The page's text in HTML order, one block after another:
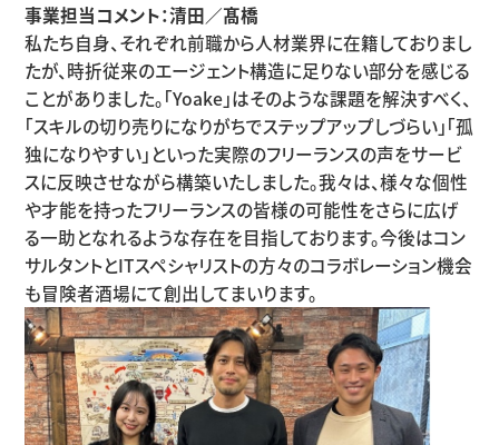
事業担当コメント：清田／髙橋
私たち自身、それぞれ前職から人材業界に在籍しておりまし
たが、時折従来のエージェント構造に足りない部分を感じる
ことがありました。「Yoake」はそのような課題を解決すべく、
「スキルの切り売りになりがちでステップアップしづらい」「孤
独になりやすい」といった実際のフリーランスの声をサービ
スに反映させながら構築いたしました。我々は、様々な個性
や才能を持ったフリーランスの皆様の可能性をさらに広げ
る一助となれるような存在を目指しております。今後はコン
サルタントとITスペシャリストの方々のコラボレーション機会
も冒険者酒場にて創出してまいります。